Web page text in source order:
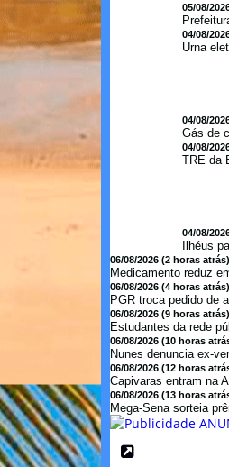
05/08/
04/08/
Urna
04/08/
Gás de
04/08/
TRE da
04/08/
Ilhéus
06/08/2026 (2 horas atrás)
Medicamento reduz
06/08/2026 (4 horas atrás)
PGR troca pedido de
06/08/2026 (9 horas atrás)
Estudantes da rede
06/08/2026 (10 horas
Nunes denuncia ex-
06/08/2026 (12 horas
Capivaras entram na
06/08/2026 (13 horas
Mega-Sena sorteia